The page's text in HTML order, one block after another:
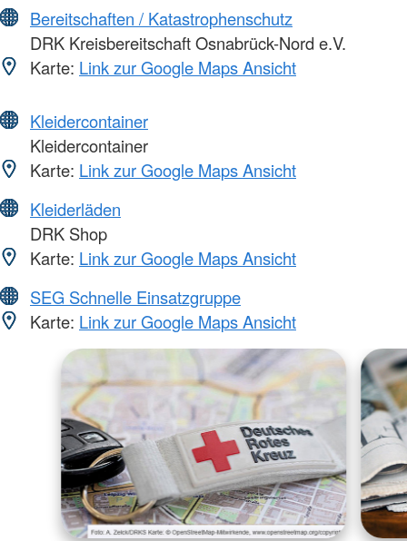
Bereitschaften / Katastrophenschutz
DRK Kreisbereitschaft Osnabrück-Nord e.V.
Karte: Link zur Google Maps Ansicht
Kleidercontainer
Kleidercontainer
Karte: Link zur Google Maps Ansicht
Kleiderläden
DRK Shop
Karte: Link zur Google Maps Ansicht
SEG Schnelle Einsatzgruppe
Karte: Link zur Google Maps Ansicht